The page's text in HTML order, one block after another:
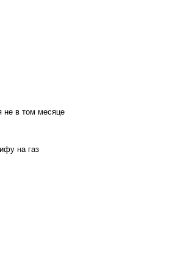
не в том месяце
на газ